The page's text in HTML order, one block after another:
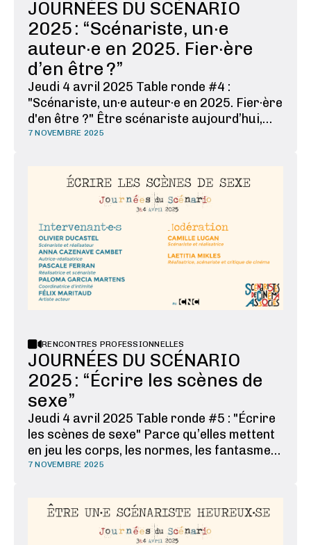
JOURNÉES DU SCÉNARIO
2025 : “Scénariste, un·e
auteur·e en 2025. Fier·ère
d’en être ?”
Jeudi 4 avril 2025 Table ronde #4 :
"Scénariste, un·e auteur·e en 2025. Fier·ère
d'en être ?" Être scénariste aujourd’hui,
est-ce une vie possible ou une mauvaise
cinématographique, à part, livré·es à …
7 NOVEMBRE 2025
RENCONTRES PROFESSIONNELLES
JOURNÉES DU SCÉNARIO
2025 : “Écrire les scènes de
sexe”
Jeudi 4 avril 2025 Table ronde #5 : "Écrire
les scènes de sexe" Parce qu’elles mettent
en jeu les corps, les normes, les fantasmes,
et que s’y entremêlent intime et politique,
scénario pointe le risque des …
7 NOVEMBRE 2025